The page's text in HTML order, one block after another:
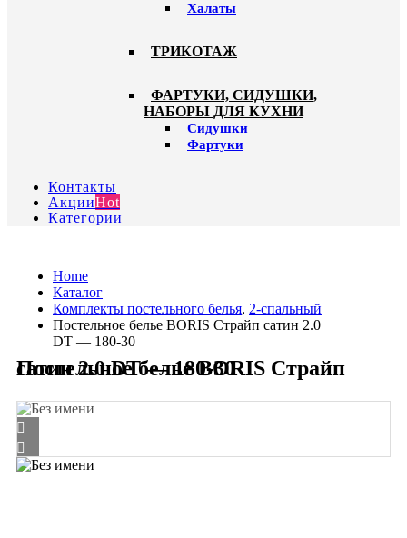
Халаты
ТРИКОТАЖ
ФАРТУКИ, СИДУШКИ,
НАБОРЫ ДЛЯ КУХНИ
Сидушки
Фартуки
Контакты
АкцииHot
Категории
Home
Каталог
Комплекты постельного белья, 2-спальный
Постельное белье BORIS Страйп сатин 2.0
DT — 180-30
Постельное белье BORIS Страйп сатин 2.0 DT — 180-30